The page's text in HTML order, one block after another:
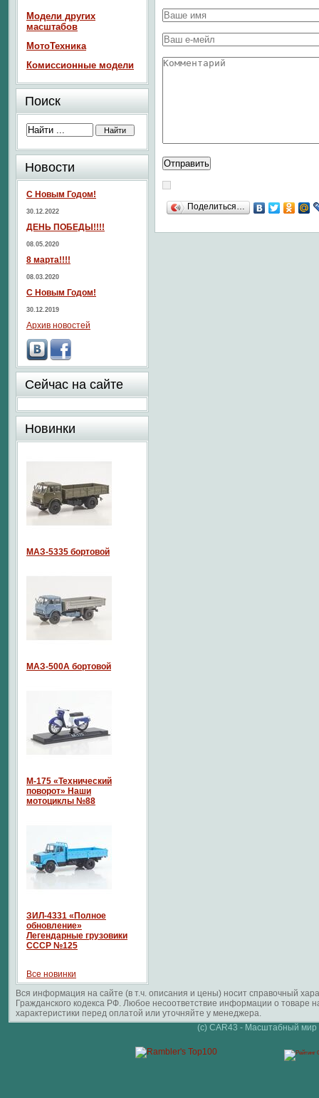
Поделиться…
Модели других
масштабов
МотоТехника
Комиссионные модели
Поиск
Новости
С Новым Годом!
30.12.2022
ДЕНЬ ПОБЕДЫ!!!!
08.05.2020
8 марта!!!!
08.03.2020
С Новым Годом!
30.12.2019
Архив новостей
Сейчас на сайте
Новинки
МАЗ-5335 бортовой
МАЗ-500А бортовой
М-175 «Технический
поворот» Наши
мотоциклы №88
ЗИЛ-4331 «Полное
обновление»
Легендарные грузовики
СССР №125
Все новинки
Вся информация на сайте (в т.ч. описания и цены) носит справочный
Гражданского кодекса РФ. Любое несоответствие информации о
характеристики перед оплатой или уточняйте у менеджера.
(c) CAR43 - Масштабный мир